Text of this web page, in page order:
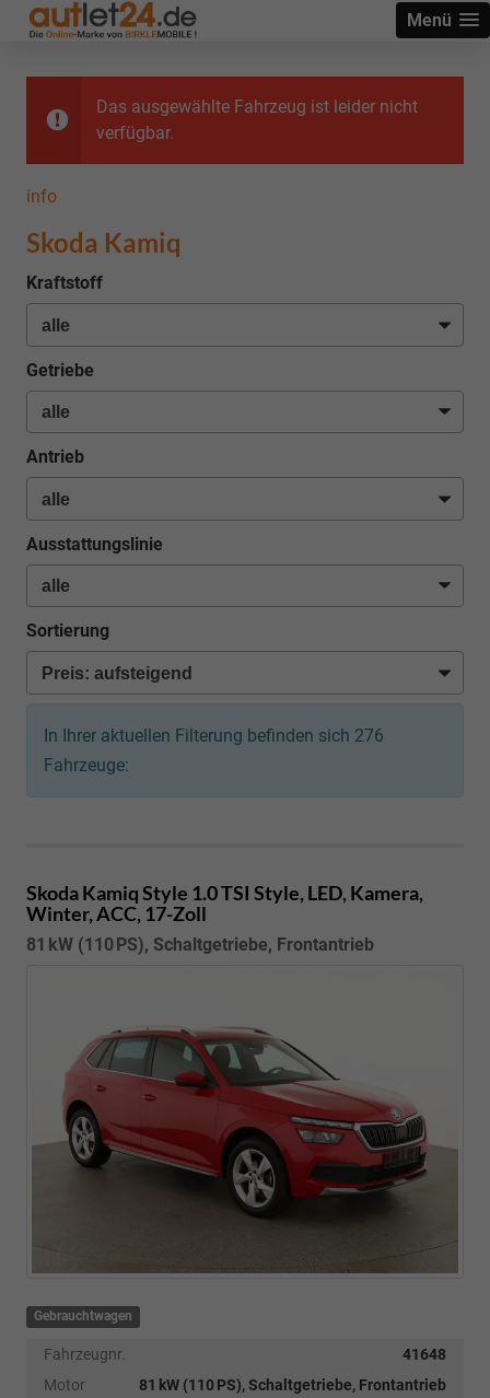
Menü
Das ausgewählte Fahrzeug ist leider nicht
verfügbar.
info
Skoda Kamiq
Kraftstoff
Getriebe
Antrieb
Ausstattungslinie
Sortierung
In Ihrer aktuellen Filterung befinden sich 276
Fahrzeuge:
Skoda KamiqStyle 1.0 TSI Style, LED, Kamera,
Winter, ACC, 17-Zoll
81 kW (110 PS), Schaltgetriebe, Frontantrieb
Gebrauchtwagen
Fahrzeugnr.
41648
Motor
81 kW (110 PS), Schaltgetriebe, Frontantrieb